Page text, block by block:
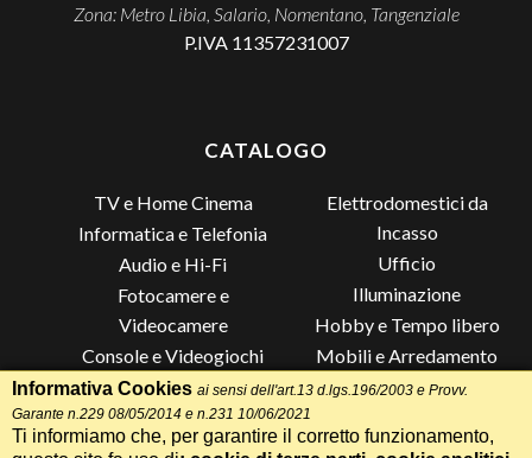
Zona: Metro Libia, Salario, Nomentano, Tangenziale
P.IVA 11357231007
CATALOGO
TV e Home Cinema
Informatica e Telefonia
Audio e Hi-Fi
Fotocamere e
Videocamere
Console e Videogiochi
Piccoli Elettrodomestici
Grandi Elettrodomestici e
Climatizzazione
Elettrodomestici da
Incasso
Ufficio
Illuminazione
Hobby e Tempo libero
Mobili e Arredamento
Lista di Nozze
Informativa Cookies ai sensi dell'art.13 d.lgs.196/2003 e Provv.
Garante n.229 08/05/2014 e n.231 10/06/2021
Ti informiamo che, per garantire il corretto funzionamento,